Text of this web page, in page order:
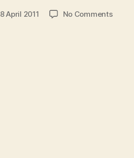
8 April 2011 No Commentson